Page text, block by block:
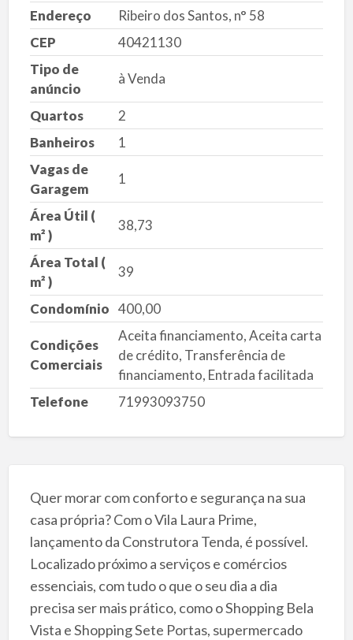
Endereço
Ribeiro dos Santos, n° 58
CEP
40421130
Tipo de
anúncio
à Venda
Quartos
2
Banheiros
1
Vagas de
Garagem
1
Área Útil (
m² )
38,73
Área Total (
m² )
39
Condomínio 400,00
Condições
Comerciais
Aceita financiamento, Aceita carta
de crédito, Transferência de
financiamento, Entrada facilitada
Telefone
71993093750
Quer morar com conforto e segurança na sua
casa própria? Com o Vila Laura Prime,
lançamento da Construtora Tenda, é possível.
Localizado próximo a serviços e comércios
essenciais, com tudo o que o seu dia a dia
precisa ser mais prático, como o Shopping Bela
Vista e Shopping Sete Portas, supermercado